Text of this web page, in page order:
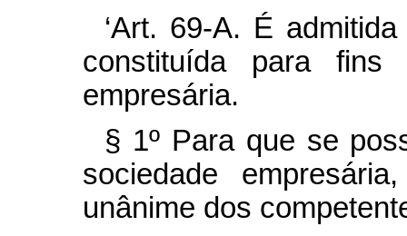
‘Art. 69-A. É
constituída para fins
empresária.
§ 1º Para que se
sociedade
unânime dos